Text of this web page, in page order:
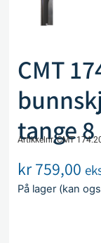
CMT
tange 8
Artikkelnr. CMT
kr759,00
På lager (kan